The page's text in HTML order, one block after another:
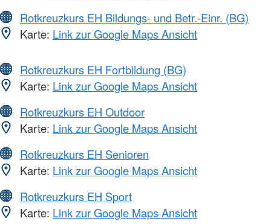
Rotkreuzkurs EH Bildungs- und Betr.-Einr. (BG)
Karte: Link zur Google Maps Ansicht
Rotkreuzkurs EH Fortbildung (BG)
Karte: Link zur Google Maps Ansicht
Rotkreuzkurs EH Outdoor
Karte: Link zur Google Maps Ansicht
Rotkreuzkurs EH Senioren
Karte: Link zur Google Maps Ansicht
Rotkreuzkurs EH Sport
Karte: Link zur Google Maps Ansicht